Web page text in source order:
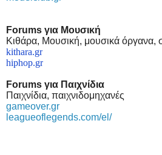
Forums για Μουσική
Κιθάρα, Μουσική, μουσικά όργανα,
kithara.gr
hiphop.gr
Forums για Παιχνίδια
Παιχνίδια, παιχνιδομηχανές
gameover.gr
leagueoflegends.com/el/